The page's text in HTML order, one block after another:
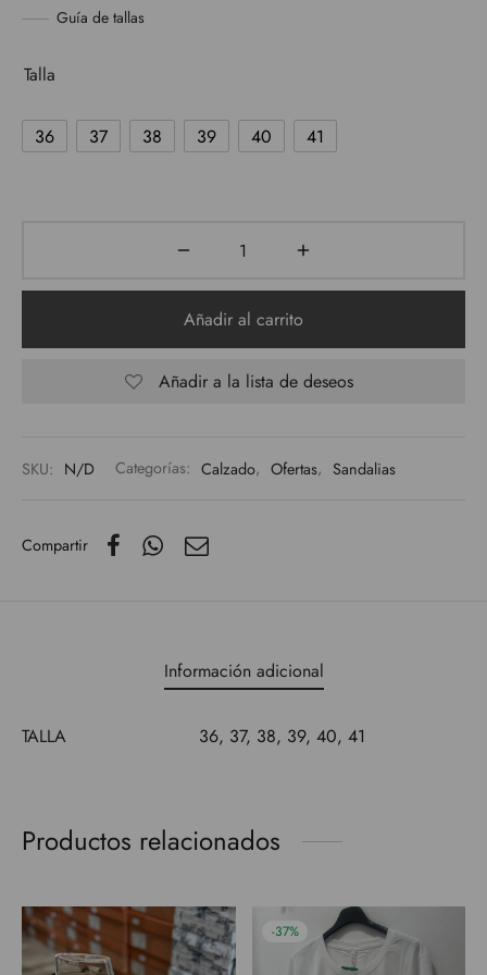
original
Guía de tallas
Talla
36 37 38 39 40 41
Añadir al carrito
Añadir a la lista de deseos
SKU: N/D Categorías: Calzado, Ofertas, Sandalias
Compartir
Información adicional
TALLA 36, 37, 38, 39, 40, 41
Productos relacionados
-37%